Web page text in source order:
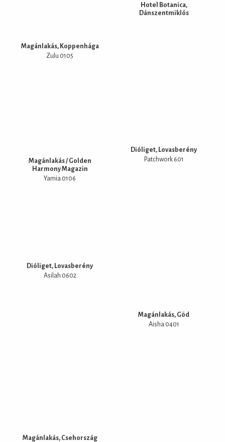
Hotel Botanica,
Dánszentmiklós
Magánlakás, Koppenhága
Zulu 0105
Dióliget, Lovasberény
Patchwork 601
Magánlakás / Golden
Harmony Magazin
Yamia 0106
Magánlakás, Göd
Aisha 0401
Dióliget, Lovasberény
Asilah 0602
Magánlakás, Csehország